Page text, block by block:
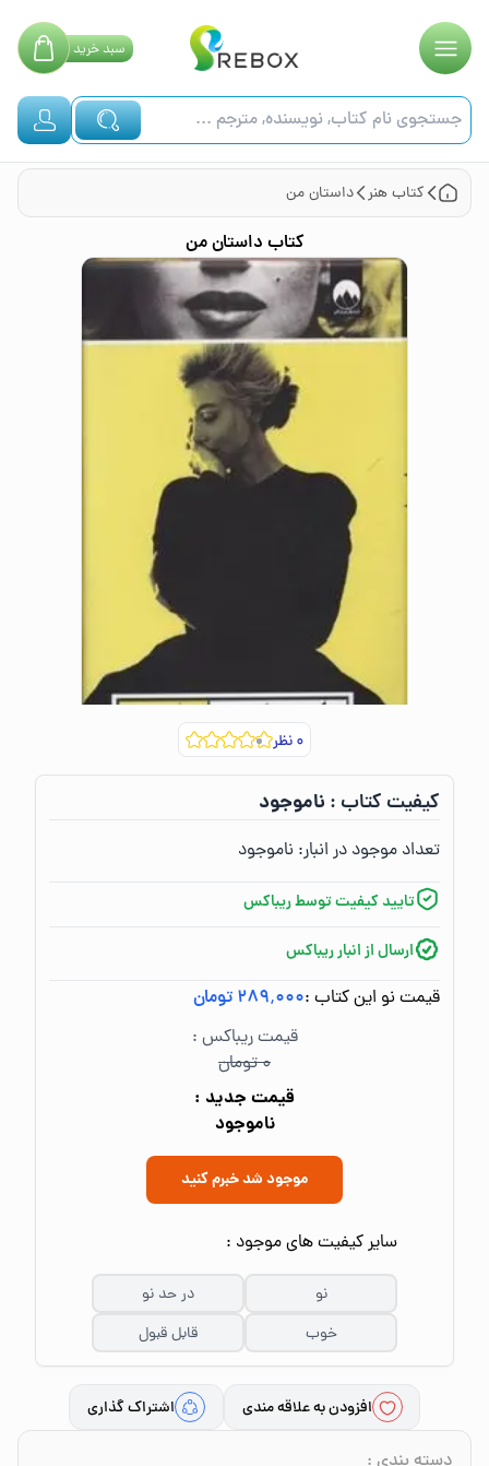
سبدخرید
کتاب هنر داستان من
کتاب داستان من
۰نظر
کیفیت کتاب :‌ ناموجود
تعداد موجود در انبار:‌ ناموجود
تایید کیفیت توسط ریباکس
ارسال از انبار ریباکس
قیمت نو این کتاب :۲۸۹٬۰۰۰ تومان
قیمت ریباکس :
۰ تومان
قیمت جدید :
ناموجود
موجود شد خبرم کنید
سایر کیفیت های موجود :
نو
در حد نو
خوب
قابل قبول
افزودن به علاقه مندی اشتراک گذاری